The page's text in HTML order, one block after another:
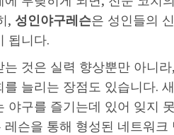
, 성인야구레슨은 성인들의
됩니다.
는 것은 실력 향상뿐만 아니
를 늘리는 장점도 있습니다.
야구를 즐기는데 있어 잊지
레슨을 통해 형성된 네트워